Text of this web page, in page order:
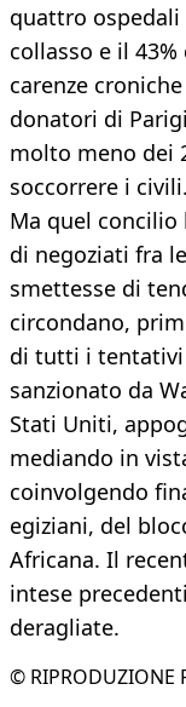
quattro ospedali
collasso e il
carenze
donatori di
molto meno dei
soccorrere i civili.
Ma quel concilio
di negoziati fra
smettesse di
circondano,
di tutti i tentativi
sanzionato da
Stati Uniti,
mediando in
coinvolgendo
egiziani, del
Africana. Il
intese
deragliate.
© RIPRODUZIONE